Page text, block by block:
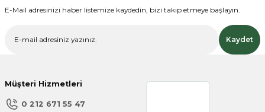
E-Mail adresinizi haber listemize kaydedin, bizi takip etmeye başlayın.
Kaydet
Müşteri Hizmetleri
0 212 671 55 47